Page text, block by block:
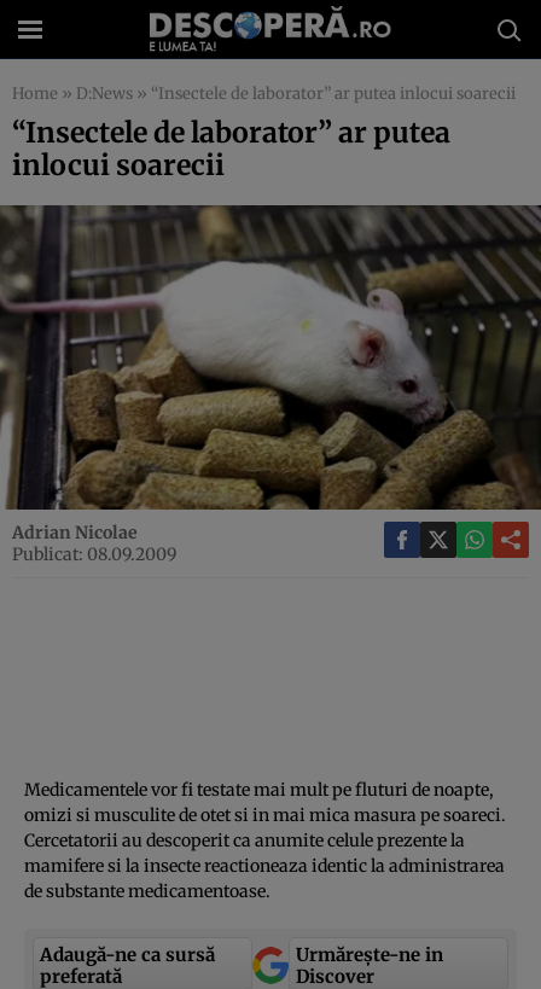
Home » D:News » “Insectele de laborator” ar putea inlocui soarecii
“Insectele de laborator” ar putea
inlocui soarecii
Adrian Nicolae
Publicat: 08.09.2009
Medicamentele vor fi testate mai mult pe fluturi de noapte,
omizi si musculite de otet si in mai mica masura pe soareci.
Cercetatorii au descoperit ca anumite celule prezente la
mamifere si la insecte reactioneaza identic la administrarea
de substante medicamentoase.
Adaugă-ne ca sursă
preferată
Urmărește-ne in
Discover